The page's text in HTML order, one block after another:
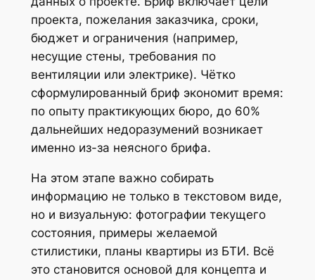
проекта, пожелания заказчика, сроки,
бюджет и ограничения (например,
несущие стены, требования по
вентиляции или электрике). Чётко
сформулированный бриф экономит время:
по опыту практикующих бюро, до 60%
дальнейших недоразумений возникает
именно из-за неясного брифа.
На этом этапе важно собирать
информацию не только в текстовом виде,
но и визуальную: фотографии текущего
состояния, примеры желаемой
стилистики, планы квартиры из БТИ. Всё
это становится основой для концепта и